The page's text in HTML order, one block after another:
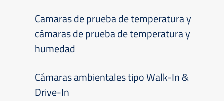
Camaras de prueba de temperatura y
cámaras de prueba de temperatura y
humedad
Cámaras ambientales tipo Walk-In &
Drive-In